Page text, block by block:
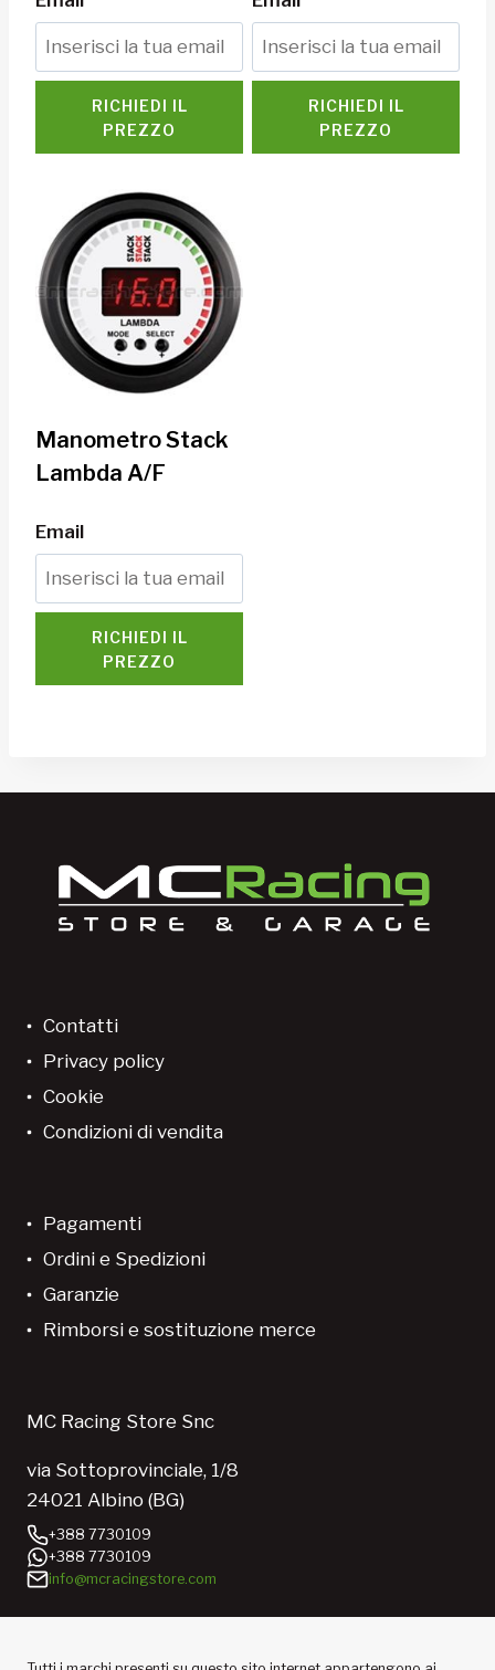
RICHIEDI IL
PREZZO
RICHIEDI IL
PREZZO
Manometro Stack
Lambda A/F
Email
RICHIEDI IL
PREZZO
Contatti
Privacy policy
Cookie
Condizioni di vendita
Pagamenti
Ordini e Spedizioni
Garanzie
Rimborsi e sostituzione merce
MC Racing Store Snc
via Sottoprovinciale, 1/8
24021 Albino (BG)
+388 7730109
+388 7730109
info@mcracingstore.com